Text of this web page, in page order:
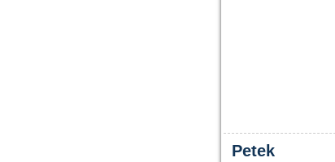
Petek